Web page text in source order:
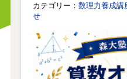
カテゴリー： 数理力養成講
せ